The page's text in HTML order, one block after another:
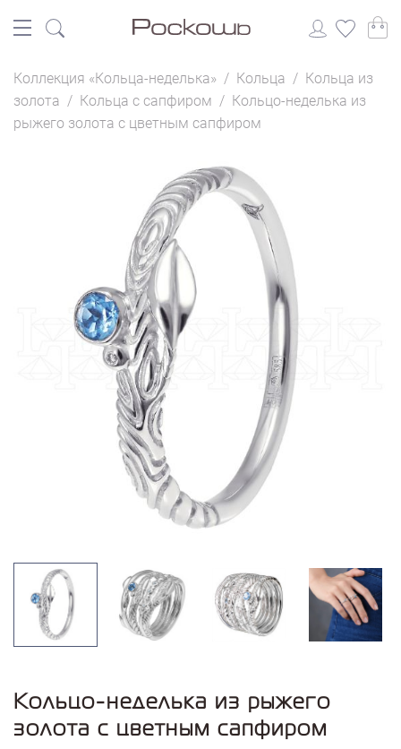
Коллекция «Кольца-неделька» / Кольца / Кольца из
золота / Кольца с сапфиром / Кольцо-неделька из
рыжего золота с цветным сапфиром
Кольцо-неделька из рыжего
золота с цветным сапфиром